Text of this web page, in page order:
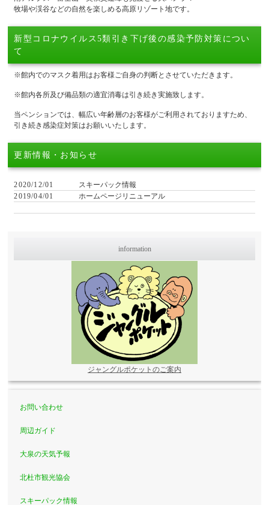
牧場や渓谷などの自然を楽しめる高原リゾート地です。
新型コロナウイルス5類引き下げ後の感染予防対策につい
て
※館内でのマスク着用はお客様ご自身の判断とさせていただきます。
※館内各所及び備品類の適宜消毒は引き続き実施致します。
当ペンションでは、幅広い年齢層のお客様がご利用されておりますため、
引き続き感染症対策はお願いいたします。
更新情報・お知らせ
2020/12/01
スキーパック情報
2019/04/01
ホームページリニューアル
information
ジャングルポケットのご案内
お問い合わせ
周辺ガイド
大泉の天気予報
北杜市観光協会
スキーパック情報